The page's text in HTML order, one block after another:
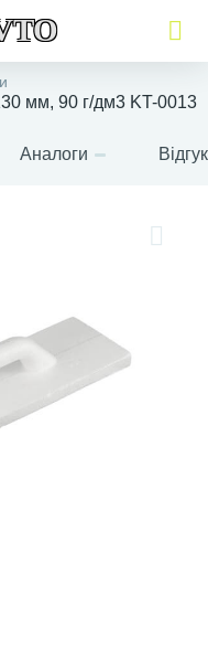
мм, 90 г/дм3 KT-0013
Аналоги